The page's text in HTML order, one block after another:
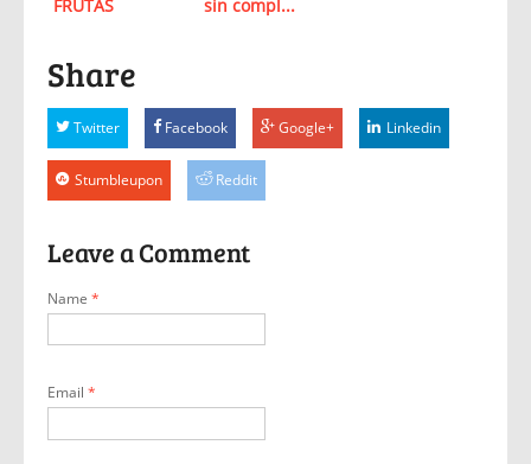
FRUTAS sin compl...
Share
Twitter Facebook Google+ Linkedin
Stumbleupon Reddit
Leave a Comment
Name *
Email *